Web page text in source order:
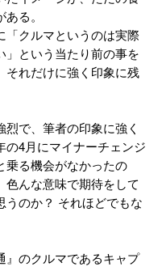
る。
クルマというのは実際
」という当たり前の事を
それだけに強く印象に残
で、筆者の印象に強く
4月にマイナーチェンジ
乗る機会がなかったの
んな意味で期待をして
うのか？ それほどでもな
のクルマであるキャプ